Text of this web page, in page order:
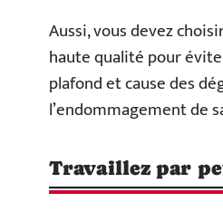
Aussi, vous devez
haute qualité pour
plafond et cause des
l’endommagement de
Travaillez par